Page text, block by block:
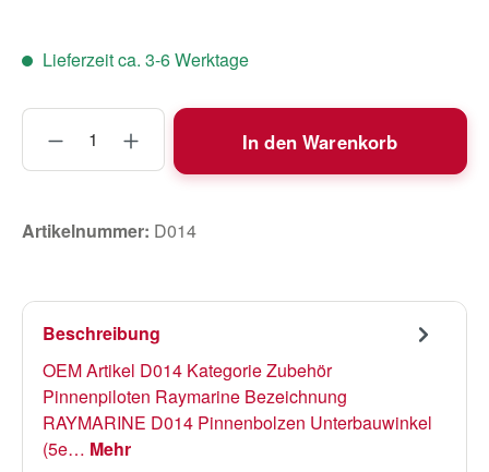
Lieferzeit ca. 3-6 Werktage
Produkt Anzahl: Gib den gewünschten
In den Warenkorb
Artikelnummer: D014
Beschreibung
OEM Artikel D014 Kategorie Zubehör
Pinnenpiloten Raymarine Bezeichnung
RAYMARINE D014 Pinnenbolzen Unterbauwinkel
(5e… Mehr